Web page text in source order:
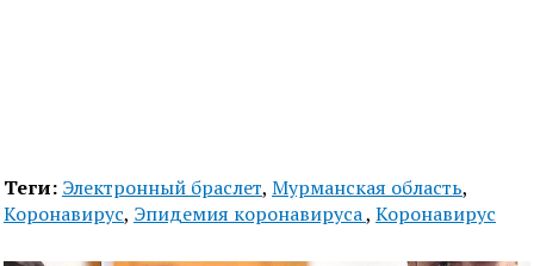
Теги: Электронный браслет, Мурманская область,
Коронавирус, Эпидемия коронавируса, Коронавирус